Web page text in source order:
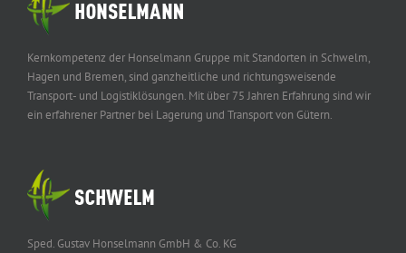
Kernkompetenz der Honselmann Gruppe mit Standorten in Schwelm,
Hagen und Bremen, sind ganzheitliche und richtungsweisende
Transport- und Logistiklösungen. Mit über 75 Jahren Erfahrung sind wir
ein erfahrener Partner bei Lagerung und Transport von Gütern.
Sped. Gustav Honselmann GmbH & Co. KG